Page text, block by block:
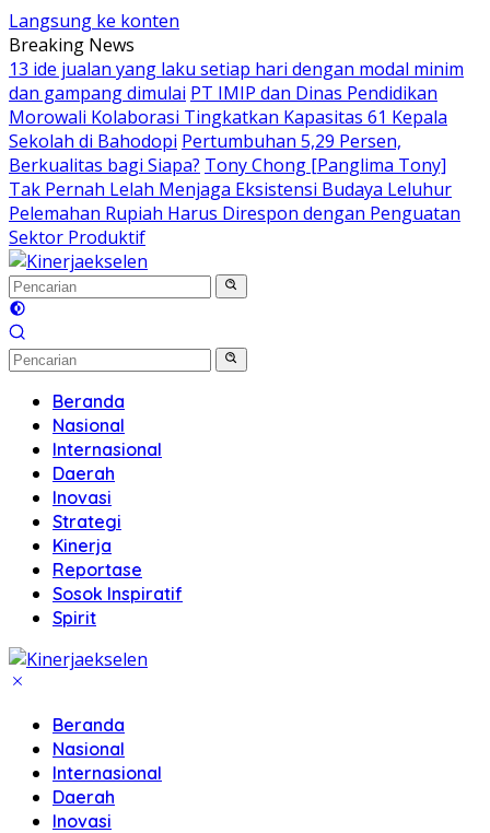
Langsung ke konten
Breaking News
13 ide jualan yang laku setiap hari dengan modal minim
dan gampang dimulai PT IMIP dan Dinas Pendidikan
Morowali Kolaborasi Tingkatkan Kapasitas 61 Kepala
Sekolah di Bahodopi Pertumbuhan 5,29 Persen,
Berkualitas bagi Siapa? Tony Chong [Panglima Tony]
Tak Pernah Lelah Menjaga Eksistensi Budaya Leluhur
Pelemahan Rupiah Harus Direspon dengan Penguatan
Sektor Produktif
Beranda
Nasional
Internasional
Daerah
Inovasi
Strategi
Kinerja
Reportase
Sosok Inspiratif
Spirit
Beranda
Nasional
Internasional
Daerah
Inovasi